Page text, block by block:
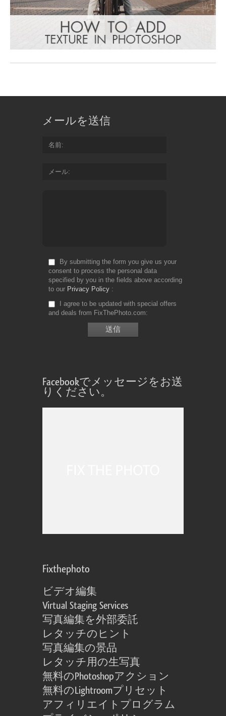
メールを送信
名前
メール
By submitting the form you give us your
consent to process the personal data
specified by you in the fields above according
to our Privacy Policy
I agree to be updated with special offers
and deals from FixThePhoto.com
Facebookでメッセージをお送
りください。
Fixthephoto
ビデオ編集
Virtual Staging Services
写真編集を外部委託
レタッチのヒント
写真編集の景品
レタッチ用の生写真
無料のPhotoshopアクション
無料のLightroomプリセット
アフィリエイトプログラム